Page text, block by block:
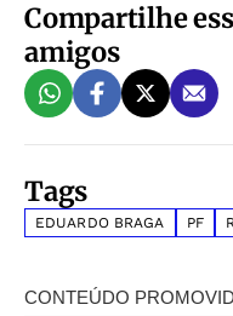
Compartilhe
amigos
Tags
EDUARDO BRAGA PF